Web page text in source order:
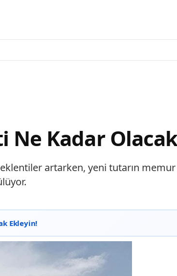
Ne Kadar
artarken, yeni tutarın memur
Ekleyin!